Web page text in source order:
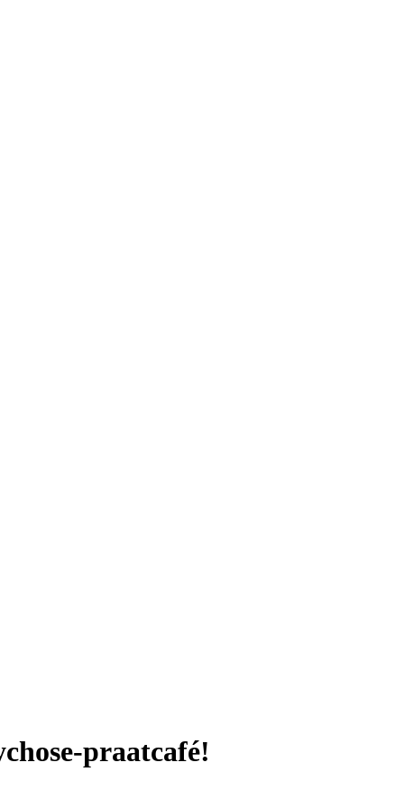
praatcafé!